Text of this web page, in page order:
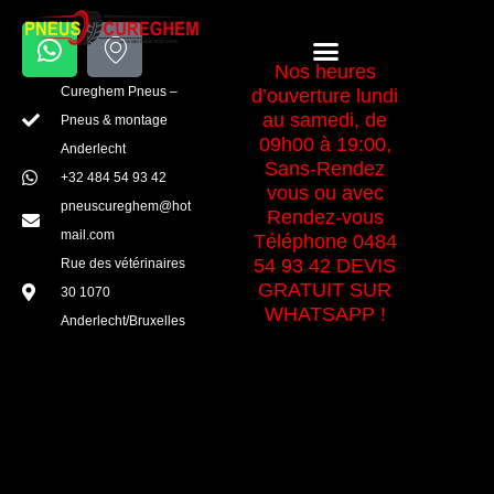
contenu
W
h
a
s
a
p
p
I
c
o
n
-
m
a
p
-
a
Cureghem Pneus –
Pneus & montage
Anderlecht
+32 484 54 93 42
pneuscureghem@hot
mail.com
Rue des vétérinaires
30 1070
Anderlecht/Bruxelles
Menu
Nos heures
d’ouverture lundi
au samedi, de
09h00 à 19:00,
Sans-Rendez
vous ou avec
Rendez-vous
Téléphone 0484
54 93 42 DEVIS
GRATUIT SUR
WHATSAPP !